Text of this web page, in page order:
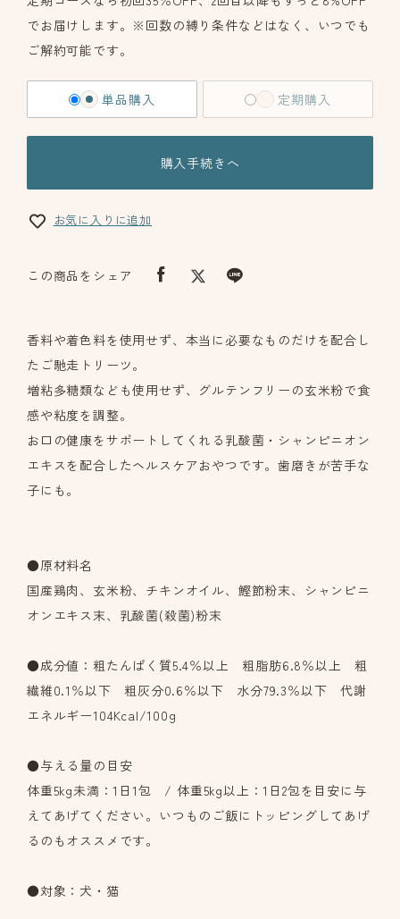
でお届けします。※回数の縛り条件などはなく、いつでも
ご解約可能です。
単品購入 定期購入
購入手続きへ
お気に入りに追加
この商品をシェア
香料や着色料を使用せず、本当に必要なものだけを配合し
たご馳走トリーツ。
増粘多糖類なども使用せず、グルテンフリーの玄米粉で食
感や粘度を調整。
お口の健康をサポートしてくれる乳酸菌・シャンピニオン
エキスを配合したヘルスケアおやつです。歯磨きが苦手な
子にも。
●原材料名
国産鶏肉、玄米粉、チキンオイル、鰹節粉末、シャンピニ
オンエキス末、乳酸菌(殺菌)粉末
●成分値：粗たんぱく質5.4％以上 粗脂肪6.8％以上 粗
繊維0.1％以下 粗灰分0.6％以下 水分79.3％以下 代謝
エネルギー104Kcal/100g
●与える量の目安
体重5kg未満：1日1包 / 体重5kg以上：1日2包を目安に与
えてあげてください。いつものご飯にトッピングしてあげ
るのもオススメです。
●対象：犬・猫